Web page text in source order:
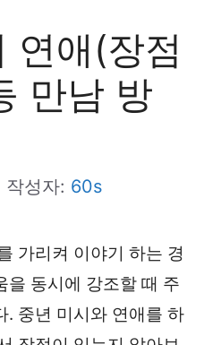
연애(장점
만남 방
작성자: 60s
가리켜 이야기 하는 경
을 동시에 강조할 때 주
. 중년 미시와 연애를 하